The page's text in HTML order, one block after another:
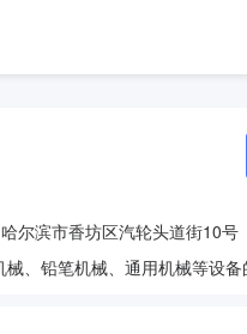
哈尔滨市香坊区汽轮头道街10号